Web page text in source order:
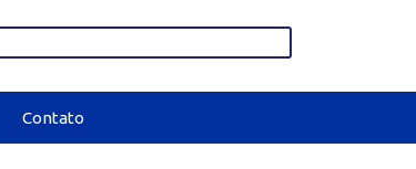
Contato